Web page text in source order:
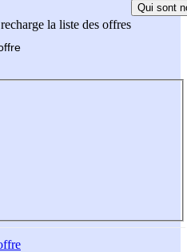
la liste des offres
Qui sont